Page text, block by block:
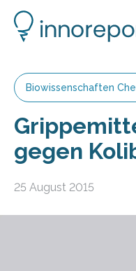
Biowissenschaften
gegen
25 August 2015